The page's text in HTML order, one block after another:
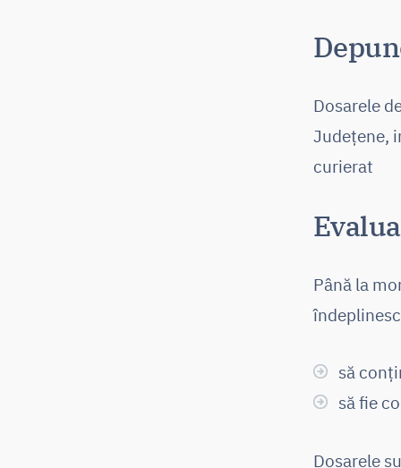
Dosarele
Județene,
curierat
Până la
să
să fie
Dosarele